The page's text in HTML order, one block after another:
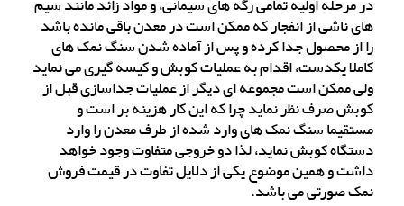
در مرحله اولیه تمامی رگه های سیمانی، و مواد زائد مانند سیم
های ناشی از انفجار که ممکن است در معدن باقی مانده باشد
را از محصول جدا کرده و پس از آماده شدن سنگ نمک های
کاملا یکدست، اقدام به عملیات کوبش و کیسه گیری می نماید
ولی ممکن است مجموعه ای دیگر از عملیات جداسازی قبل از
کوبش صرف نظر نماید چرا که این کار هزینه بر است و
مستقیما سنگ نمک های وارد شده از طرف معدن را وارد
دستگاه کوبش نماید، لذا دو خروجی متفاوت وجود خواهد
داشت و همین موضوع یکی از دلایل تفاوت در قیمت فروش
نمک صورتی می باشد.